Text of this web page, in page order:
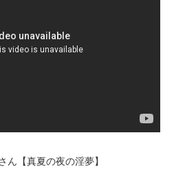
ん【真夏の夜の淫夢】